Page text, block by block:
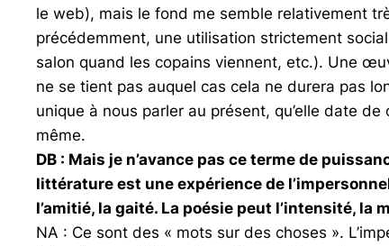
le web), mais le fond me semble relativement
précédemment, une utilisation strictement
salon quand les copains viennent, etc.). Une
ne se tient pas auquel cas cela ne durera pas
unique à nous parler au présent, qu’elle date
même.
DB : Mais je n’avance pas ce terme de
littérature est une expérience de
l’amitié, la gaité. La poésie peut l’intensité, la
NA : Ce sont des « mots sur des choses ».